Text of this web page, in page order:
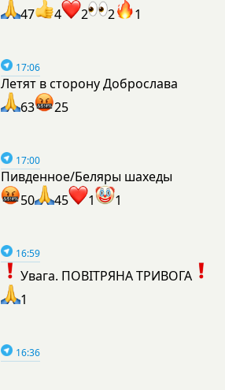
47
4 2 2 1
17:06
Летят в сторону Доброслава
63
25
17:00
Пивденное/Беляры шахеды
50
45 1 1
16:59
Увага. ПОВІТРЯНА ТРИВОГА
1
16:36